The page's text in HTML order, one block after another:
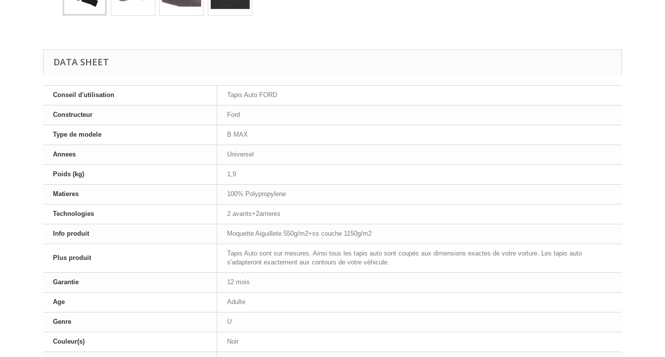
DATA SHEET
Conseil d'utilisation Tapis Auto FORD
Constructeur Ford
Type de modele B MAX
Annees Universel
Poids (kg) 1,9
Matieres 100% Polypropylene
Technologies 2 avants+2arrieres
Info produit Moquette Aiguillete 550g/m2+ss couche 1150g/m2
Plus produit
Tapis Auto sont sur mesures. Ainsi tous les tapis auto sont coupés aux dimensions exactes de votre voiture. Les tapis auto
s'adapteront exactement aux contours de votre véhicule.
Garantie 12 mois
Age Adulte
Genre U
Couleur(s) Noir